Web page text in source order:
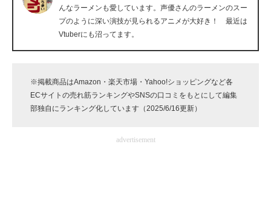
経営リーダーのコミュニティ
企業向けIT製品の総合サイト
IT製品の技術・比較・事例
んなラーメンも愛しています。声優さんのラーメンのスー
プのように深い演技が見られるアニメが大好き！ 最近は
Vtuberにも沼ってます。
※掲載商品はAmazon・楽天市場・Yahoo!ショッピングなど各
ECサイトの売れ筋ランキングやSNSの口コミをもとにして編集
部独自にランキング化しています（2025/6/16更新）
advertisement